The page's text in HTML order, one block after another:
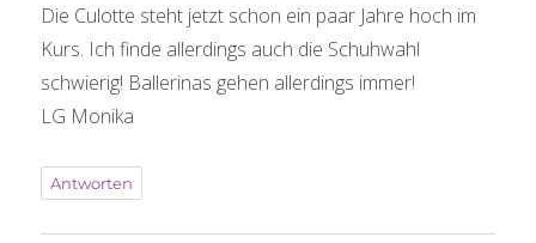
Die Culotte steht jetzt schon ein paar Jahre hoch im
Kurs. Ich finde allerdings auch die Schuhwahl
schwierig! Ballerinas gehen allerdings immer!
LG Monika
Antworten